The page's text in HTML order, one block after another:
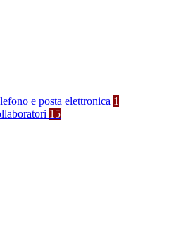
e posta elettronica 1
15